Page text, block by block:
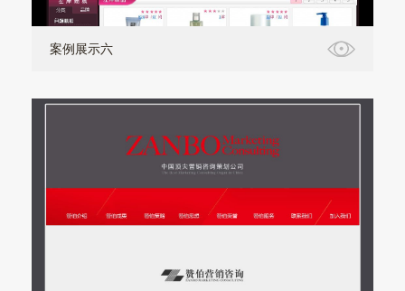
案例展示六